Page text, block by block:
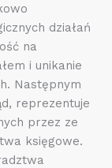
działań
na
i unikanie
Następnym
reprezentuje
przez ze
księgowe.